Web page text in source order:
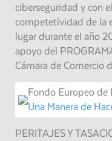
ciberseguridad y con
competetividad de la
lugar durante el año
apoyo del
Cámara de Comercio
Fondo Europeo de
Una Manera de
PERITAJES Y